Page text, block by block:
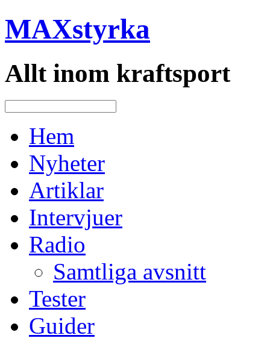
MAXstyrka
Allt inom kraftsport
Hem
Nyheter
Artiklar
Intervjuer
Radio
Samtliga avsnitt
Tester
Guider